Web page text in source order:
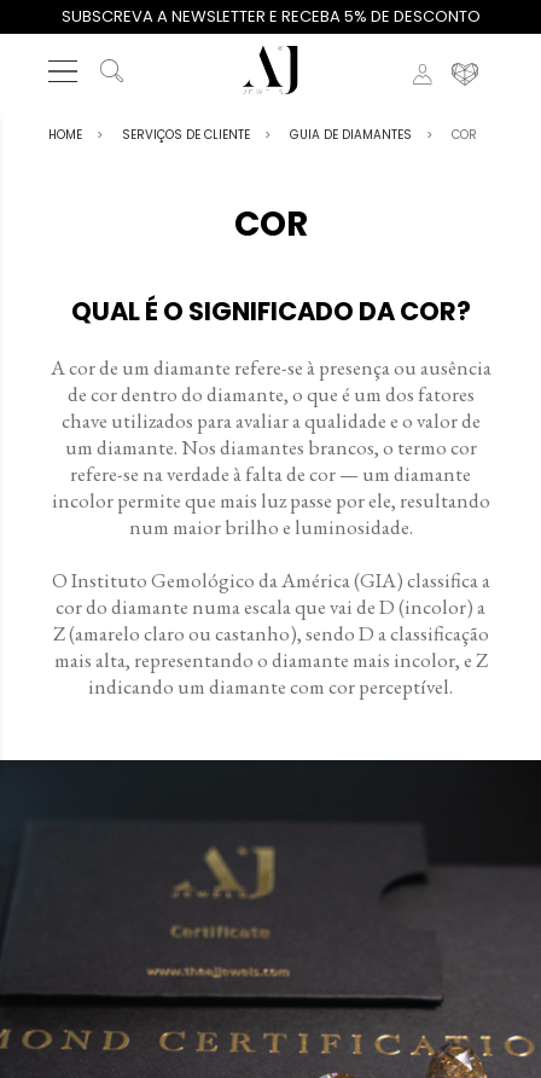
SUBSCREVA A NEWSLETTER E RECEBA 5% DE DESCONTO
HOME SERVIÇOS DE CLIENTE GUIA DE DIAMANTES COR
COR
QUAL É O SIGNIFICADO DA COR?
A cor de um diamante refere-se à presença ou ausência
de cor dentro do diamante, o que é um dos fatores
chave utilizados para avaliar a qualidade e o valor de
um diamante. Nos diamantes brancos, o termo cor
refere-se na verdade à falta de cor — um diamante
incolor permite que mais luz passe por ele, resultando
num maior brilho e luminosidade.
O Instituto Gemológico da América (GIA) classifica a
cor do diamante numa escala que vai de D (incolor) a
Z (amarelo claro ou castanho), sendo D a classificação
mais alta, representando o diamante mais incolor, e Z
indicando um diamante com cor perceptível.